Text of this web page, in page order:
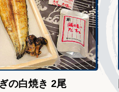
の白焼き 2尾